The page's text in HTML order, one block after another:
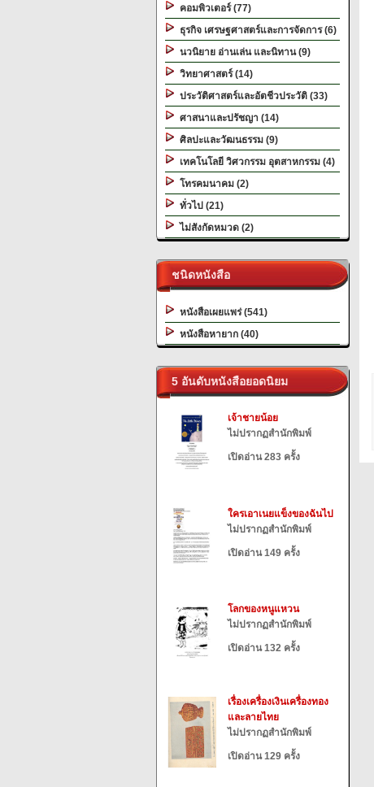
คอมพิวเตอร์ (77)
ธุรกิจ เศรษฐศาสตร์และการจัดการ (6)
นวนิยาย อ่านเล่น และนิทาน (9)
วิทยาศาสตร์ (14)
ประวัติศาสตร์และอัตชีวประวัติ (33)
ศาสนาและปรัชญา (14)
ศิลปะและวัฒนธรรม (9)
เทคโนโลยี วิศวกรรม อุตสาหกรรม (4)
โทรคมนาคม (2)
ทั่วไป (21)
ไม่สังกัดหมวด (2)
ชนิดหนังสือ
หนังสือเผยแพร่ (541)
หนังสือหายาก (40)
5 อันดับหนังสือยอดนิยม
เจ้าชายน้อย
ไม่ปรากฏสำนักพิมพ์
เปิดอ่าน 283 ครั้ง
ใครเอาเนยแข็งของฉันไป
ไม่ปรากฏสำนักพิมพ์
เปิดอ่าน 149 ครั้ง
โลกของหนูแหวน
ไม่ปรากฏสำนักพิมพ์
เปิดอ่าน 132 ครั้ง
เรื่องเครื่องเงินเครื่องทอง
และลายไทย
ไม่ปรากฏสำนักพิมพ์
เปิดอ่าน 129 ครั้ง